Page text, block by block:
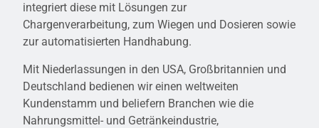
integriert diese mit Lösungen zur
Chargenverarbeitung, zum Wiegen und Dosieren sowie
zur automatisierten Handhabung.
Mit Niederlassungen in den USA, Großbritannien und
Deutschland bedienen wir einen weltweiten
Kundenstamm und beliefern Branchen wie die
Nahrungsmittel- und Getränkeindustrie,